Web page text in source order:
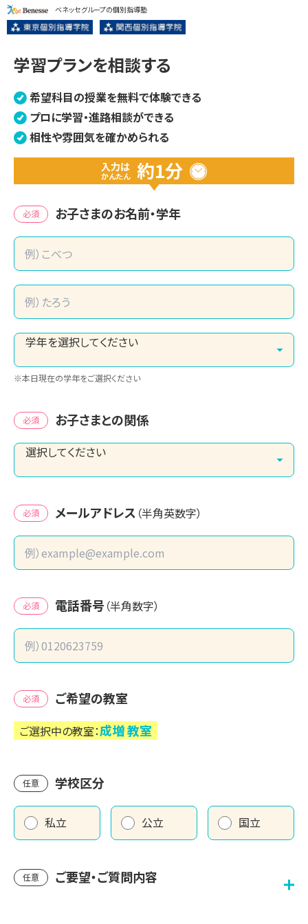
ベネッセグループの個別指導塾
学習プランを相談する
希望科目の授業を無料で体験できる
プロに学習・進路相談ができる
相性や雰囲気を確かめられる
入力は
かんたん 約1分
必須 お子さまのお名前・学年
※本日現在の学年をご選択ください
必須 お子さまとの関係
必須 メールアドレス （半角英数字）
必須 電話番号 （半角数字）
必須 ご希望の教室
ご選択中の教室：成増教室
任意 学校区分
私立 公立 国立
任意 ご要望・ご質問内容